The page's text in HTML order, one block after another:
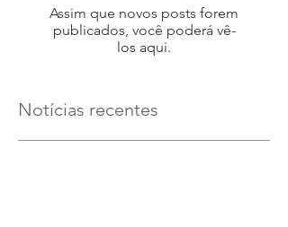
Assim que novos posts forem
publicados, você poderá vê-
los aqui.
Notícias recentes